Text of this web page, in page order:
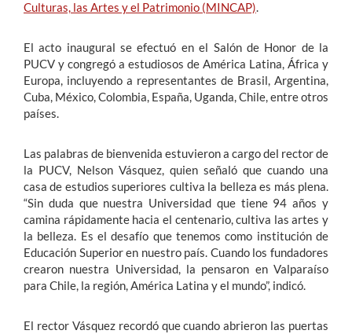
Culturas, las Artes y el Patrimonio (MINCAP).
El acto inaugural se efectuó en el Salón de Honor de la
PUCV y congregó a estudiosos de América Latina, África y
Europa, incluyendo a representantes de Brasil, Argentina,
Cuba, México, Colombia, España, Uganda, Chile, entre otros
países.
Las palabras de bienvenida estuvieron a cargo del rector de
la PUCV, Nelson Vásquez, quien señaló que cuando una
casa de estudios superiores cultiva la belleza es más plena.
“Sin duda que nuestra Universidad que tiene 94 años y
camina rápidamente hacia el centenario, cultiva las artes y
la belleza. Es el desafío que tenemos como institución de
Educación Superior en nuestro país. Cuando los fundadores
crearon nuestra Universidad, la pensaron en Valparaíso
para Chile, la región, América Latina y el mundo”, indicó.
El rector Vásquez recordó que cuando abrieron las puertas